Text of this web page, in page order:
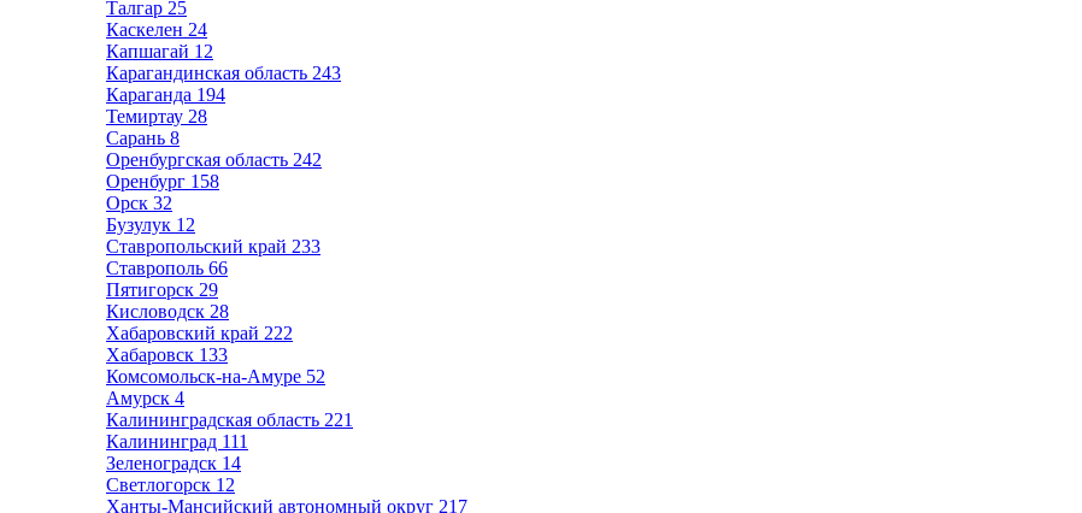
Талгар 25
Каскелен 24
Капшагай 12
Карагандинская область 243
Караганда 194
Темиртау 28
Сарань 8
Оренбургская область 242
Оренбург 158
Орск 32
Бузулук 12
Ставропольский край 233
Ставрополь 66
Пятигорск 29
Кисловодск 28
Хабаровский край 222
Хабаровск 133
Комсомольск-на-Амуре 52
Амурск 4
Калининградская область 221
Калининград 111
Зеленоградск 14
Светлогорск 12
Ханты-Мансийский автономный округ 217